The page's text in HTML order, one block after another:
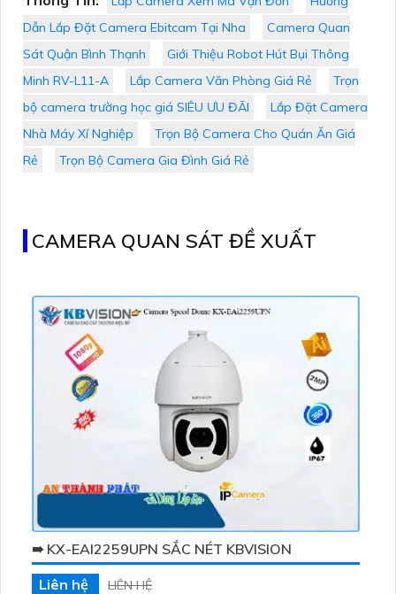
Dẫn Lắp Đặt Camera Ebitcam Tại Nha
Camera Quan
Sát Quận Bình Thạnh
Giới Thiệu Robot Hút Bụi Thông
Minh RV-L11-A
Lắp Camera Văn Phòng Giá Rẻ
Trọn
bộ camera trường học giá SIÊU ƯU ĐÃI
Lắp Đặt Camera
Nhà Máy Xí Nghiệp
Trọn Bộ Camera Cho Quán Ăn Giá
Rẻ
Trọn Bộ Camera Gia Đình Giá Rẻ
CAMERA QUAN SÁT ĐỀ XUẤT
➠ KX-EAI2259UPN SẮC NÉT KBVISION
Liên hệ
LIÊN HỆ